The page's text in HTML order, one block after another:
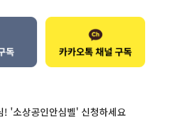
! '소상공인안심벨' 신청하세요